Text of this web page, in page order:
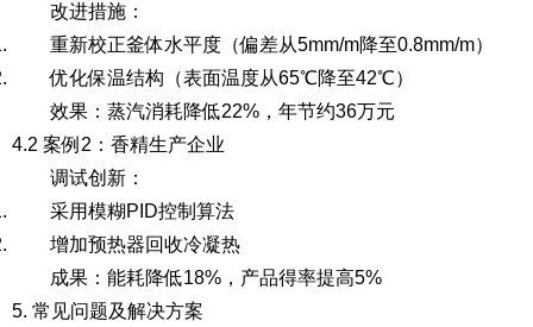
改进措施 ：
重新校正釜体水平度（偏差从5mm/m降至0.8mm/m）
优化保温结构（表面温度从65℃降至42℃）
效果 ：蒸汽消耗降低22%，年节约36万元
4.2 案例2：香精生产企业
调试创新 ：
采用模糊PID控制算法
增加预热器回收冷凝热
成果 ：能耗降低18%，产品得率提高5%
5. 常见问题及解决方案